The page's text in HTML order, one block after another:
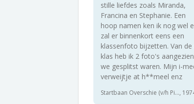
stille liefdes zoals Miranda,
Francina en Stephanie. Een
hoop namen ken ik nog wel
zal er binnenkort eens een
klassenfoto bijzetten. Van de
klas heb ik 2 foto's aangezien
we gesplitst waren. Mijn i-
verweijtje at h**meel enz
Startbaan Overschie (v/h Pi...,